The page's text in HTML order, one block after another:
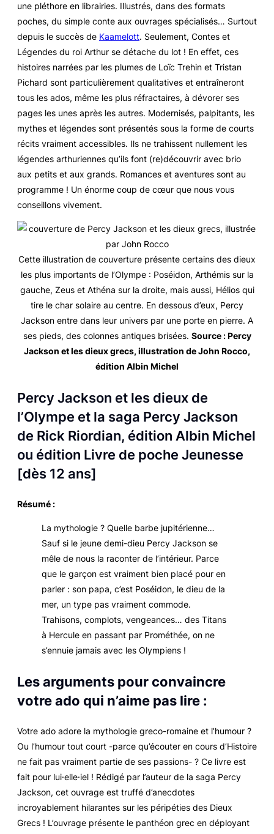
une pléthore en librairies. Illustrés, dans des formats
poches, du simple conte aux ouvrages spécialisés… Surtout
depuis le succès de Kaamelott. Seulement, Contes et
Légendes du roi Arthur se détache du lot ! En effet, ces
histoires narrées par les plumes de Loïc Trehin et Tristan
Pichard sont particulièrement qualitatives et entraîneront
tous les ados, même les plus réfractaires, à dévorer ses
pages les unes après les autres. Modernisés, palpitants, les
mythes et légendes sont présentés sous la forme de courts
récits vraiment accessibles. Ils ne trahissent nullement les
légendes arthuriennes qu’ils font (re)découvrir avec brio
aux petits et aux grands. Romances et aventures sont au
programme ! Un énorme coup de cœur que nous vous
conseillons vivement.
Cette illustration de couverture présente certains des dieux
les plus importants de l’Olympe : Poséidon, Arthémis sur la
gauche, Zeus et Athéna sur la droite, mais aussi, Hélios qui
tire le char solaire au centre. En dessous d’eux, Percy
Jackson entre dans leur univers par une porte en pierre. A
ses pieds, des colonnes antiques brisées. Source : Percy
Jackson et les dieux grecs, illustration de John Rocco,
édition Albin Michel
Percy Jackson et les dieux de
l’Olympe et la saga Percy Jackson
de Rick Riordian, édition Albin Michel
ou édition Livre de poche Jeunesse
[dès 12 ans]
Résumé :
La mythologie ? Quelle barbe jupitérienne…
Sauf si le jeune demi-dieu Percy Jackson se
mêle de nous la raconter de l’intérieur. Parce
que le garçon est vraiment bien placé pour en
parler : son papa, c’est Poséidon, le dieu de la
mer, un type pas vraiment commode.
Trahisons, complots, vengeances… des Titans
à Hercule en passant par Prométhée, on ne
s’ennuie jamais avec les Olympiens !
Les arguments pour convaincre
votre ado qui n’aime pas lire :
Votre ado adore la mythologie greco-romaine et l’humour ?
Ou l’humour tout court -parce qu’écouter en cours d’Histoire
ne fait pas vraiment partie de ses passions- ? Ce livre est
fait pour lui·elle·iel ! Rédigé par l’auteur de la saga Percy
Jackson, cet ouvrage est truffé d’anecdotes
incroyablement hilarantes sur les péripéties des Dieux
Grecs ! L’ouvrage présente le panthéon grec en déployant